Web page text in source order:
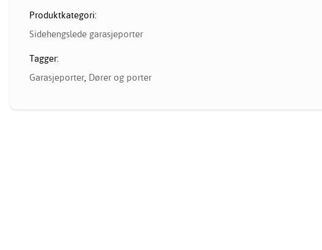
Produktkategori:
Sidehengslede garasjeporter
Tagger:
Garasjeporter, Dører og porter